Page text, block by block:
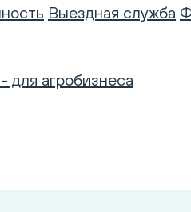
Выездная служба
для агробизнеса